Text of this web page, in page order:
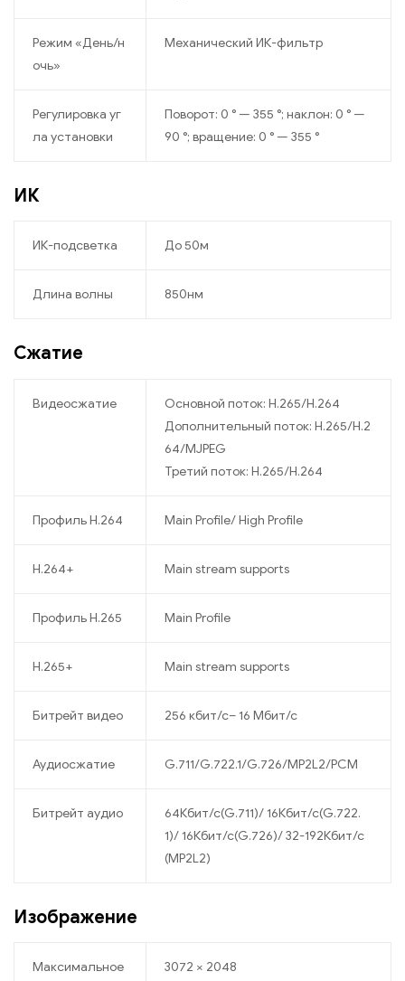
Режим «День/н
очь»
Механический ИК-фильтр
Регулировка уг
ла установки
Поворот: 0 ° — 355 °; наклон: 0 ° —
90 °; вращение: 0 ° — 355 °
ИК
ИК-подсветка До 50м
Длина волны 850нм
Сжатие
Видеосжатие
Основной поток: H.265/H.264
Дополнительный поток: H.265/H.2
64/MJPEG
Третий поток: H.265/H.264
Профиль H.264 Main Profile/ High Profile
H.264+ Main stream supports
Профиль H.265 Main Profile
H.265+ Main stream supports
Битрейт видео 256 кбит/с– 16 Мбит/с
Аудиосжатие G.711/G.722.1/G.726/MP2L2/PCM
Битрейт аудио
64Кбит/с(G.711)/ 16Кбит/с(G.722.
1)/ 16Кбит/с(G.726)/ 32-192Кбит/с
(MP2L2)
Изображение
Максимальное 3072 × 2048